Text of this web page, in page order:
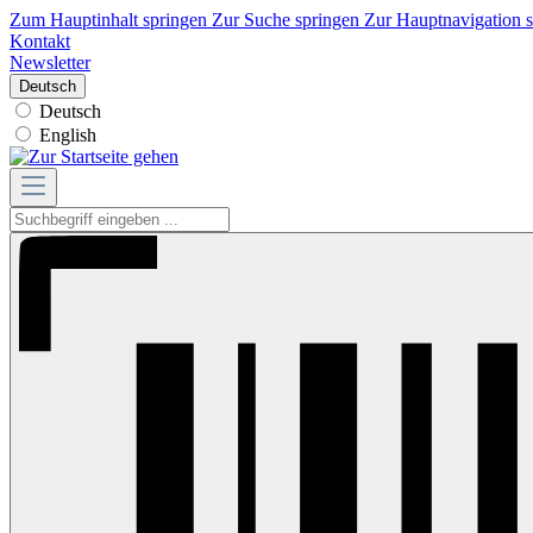
Zum Hauptinhalt springen Zur Suche springen Zur Hauptnavigation
Kontakt
Newsletter
Deutsch
Deutsch
English